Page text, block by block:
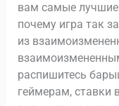
вам самые
почему игра так
из
распишитесь
геймерам, ставки